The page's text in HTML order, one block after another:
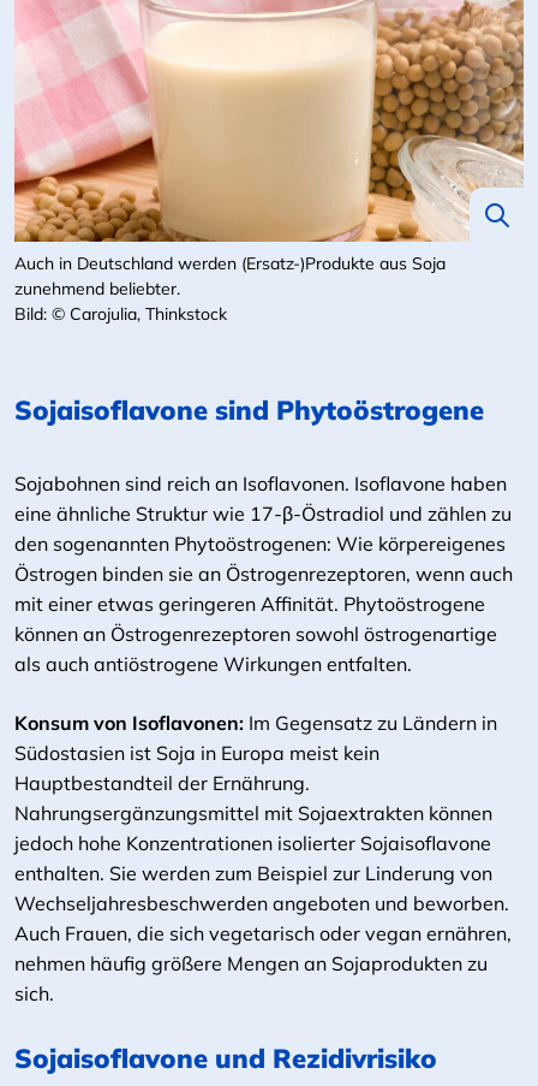
Auch in Deutschland werden (Ersatz-)Produkte aus Soja
zunehmend beliebter.
Bild: © Carojulia, Thinkstock
Sojaisoflavone sind Phytoöstrogene
Sojabohnen sind reich an Isoflavonen. Isoflavone haben
eine ähnliche Struktur wie 17-β-Östradiol und zählen zu
den sogenannten Phytoöstrogenen: Wie körpereigenes
Östrogen binden sie an Östrogenrezeptoren, wenn auch
mit einer etwas geringeren Affinität. Phytoöstrogene
können an Östrogenrezeptoren sowohl östrogenartige
als auch antiöstrogene Wirkungen entfalten.
Konsum von Isoflavonen: Im Gegensatz zu Ländern in
Südostasien ist Soja in Europa meist kein
Hauptbestandteil der Ernährung.
Nahrungsergänzungsmittel mit Sojaextrakten können
jedoch hohe Konzentrationen isolierter Sojaisoflavone
enthalten. Sie werden zum Beispiel zur Linderung von
Wechseljahresbeschwerden angeboten und beworben.
Auch Frauen, die sich vegetarisch oder vegan ernähren,
nehmen häufig größere Mengen an Sojaprodukten zu
sich.
Sojaisoflavone und Rezidivrisiko